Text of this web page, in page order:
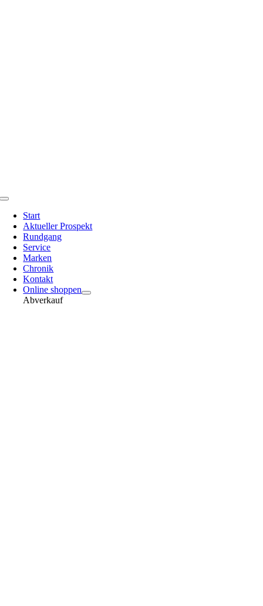
Toggle
Navigation
Start
Aktueller Prospekt
Rundgang
Service
Marken
Chronik
Kontakt
Online shoppen
Abverkauf